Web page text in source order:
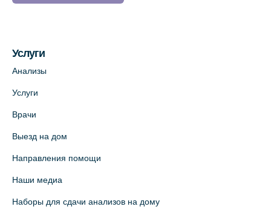
Услуги
Анализы
Услуги
Врачи
Выезд на дом
Направления помощи
Наши медиа
Наборы для сдачи анализов на дому